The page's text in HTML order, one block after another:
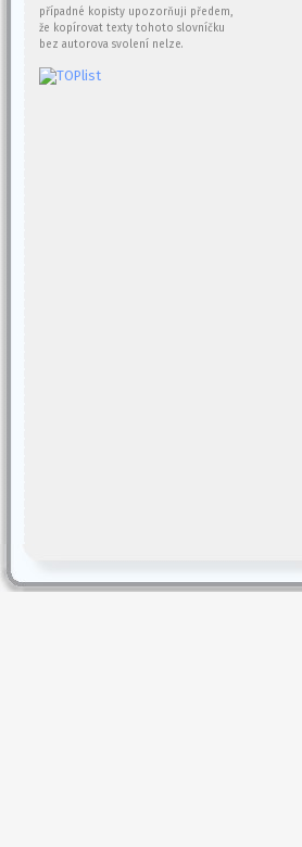
případné kopisty upozorňuji předem,
že kopírovat texty tohoto slovníčku
bez autorova svolení nelze.